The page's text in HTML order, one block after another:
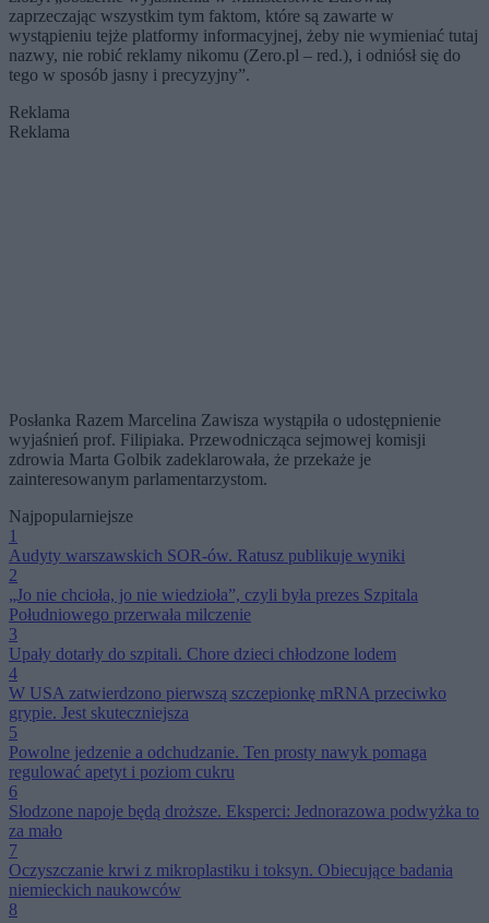
zaprzeczając wszystkim tym faktom, które są zawarte w
wystąpieniu tejże platformy informacyjnej, żeby nie wymieniać tutaj
nazwy, nie robić reklamy nikomu (Zero.pl – red.), i odniósł się do
tego w sposób jasny i precyzyjny”.
Reklama
Reklama
Posłanka Razem Marcelina Zawisza wystąpiła o udostępnienie
wyjaśnień prof. Filipiaka. Przewodnicząca sejmowej komisji
zdrowia Marta Golbik zadeklarowała, że przekaże je
zainteresowanym parlamentarzystom.
Najpopularniejsze
1
Audyty warszawskich SOR-ów. Ratusz publikuje wyniki
2
„Jo nie chcioła, jo nie wiedzioła”, czyli była prezes Szpitala
Południowego przerwała milczenie
3
Upały dotarły do szpitali. Chore dzieci chłodzone lodem
4
W USA zatwierdzono pierwszą szczepionkę mRNA przeciwko
grypie. Jest skuteczniejsza
5
Powolne jedzenie a odchudzanie. Ten prosty nawyk pomaga
regulować apetyt i poziom cukru
6
Słodzone napoje będą droższe. Eksperci: Jednorazowa podwyżka to
za mało
7
Oczyszczanie krwi z mikroplastiku i toksyn. Obiecujące badania
niemieckich naukowców
8